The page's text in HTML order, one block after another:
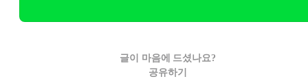
글이 마음에 드셨나요?
공유하기